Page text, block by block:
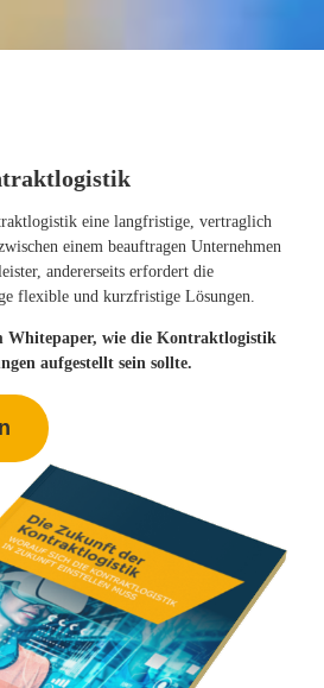
eine langfristige, vertraglich
einem beauftragen Unternehmen
andererseits erfordert die
flexible und kurzfristige Lösungen.
Whitepaper, wie die Kontraktlogistik
aufgestellt sein sollte.